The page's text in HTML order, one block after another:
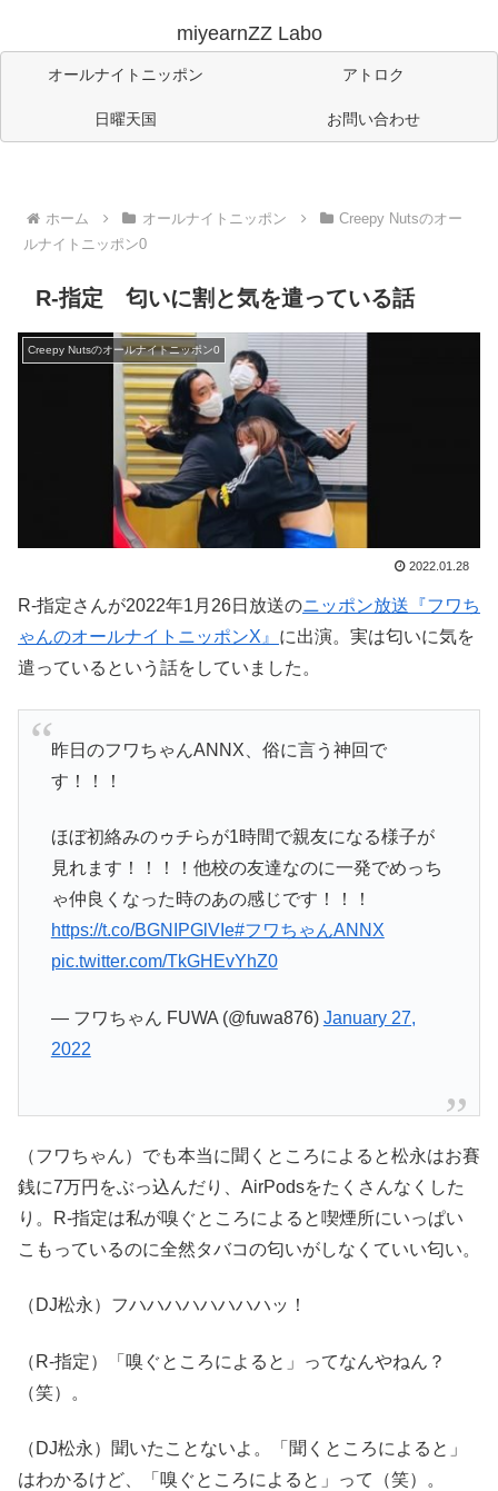
miyearnZZ Labo
オールナイトニッポン アトロク
日曜天国 お問い合わせ
ホーム オールナイトニッポン
Creepy Nutsのオー
ルナイトニッポン0
R-指定 匂いに割と気を遣っている話
Creepy Nutsのオールナイトニッポン0
2022.01.28
R-指定さんが2022年1月26日放送のニッポン放送『フワち
ゃんのオールナイトニッポンX』 に出演。実は匂いに気を
遣っているという話をしていました。
昨日のフワちゃんANNX、俗に言う神回で
す！！！
ほぼ初絡みのゥチらが1時間で親友になる様子が
見れます！！！！他校の友達なのに一発でめっち
ゃ仲良くなった時のあの感じです！！！
https://t.co/BGNIPGlVIe#フワちゃんANNX
pic.twitter.com/TkGHEvYhZ0
— フワちゃん FUWA (@fuwa876) January 27,
2022
（フワちゃん）でも本当に聞くところによると松永はお賽
銭に7万円をぶっ込んだり、AirPodsをたくさんなくした
り。R-指定は私が嗅ぐところによると喫煙所にいっぱい
こもっているのに全然タバコの匂いがしなくていい匂い。
（DJ松永）フハハハハハハハハッ！
（R-指定）「嗅ぐところによると」ってなんやねん？
（笑）。
（DJ松永）聞いたことないよ。「聞くところによると」
はわかるけど、「嗅ぐところによると」って（笑）。